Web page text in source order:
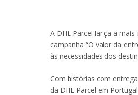
A DHL Parcel lança a
campanha “O valor da
às necessidades dos
Com histórias com
da DHL Parcel em